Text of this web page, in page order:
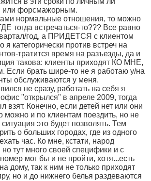
или форсмажорным.
нормальные отношения, то можно
тогда встречаться-то??? Все равно
год, а ПРИДЕТСЯ с клиентом
я категорически против встреч на
тратится время на разъезды, да и
такова: клиенты приходят КО МНЕ,
Если брать шире-то не я работаю у/на
обслуживаются у меня.
не сразу, работать на себя я
"открылся" в апреле 2009, тогда
взят. Конечно, если детей нет или они
можно и по клиентам поездить, но не
это будет позволять. Тем
о больших городах, где из одного
час. Ко мне, кстати, народ
тут много своей специфики и с
мог бы и не пройти, хотя...есть
дому, так к ним не только приходят
но и до нижнего белья раздеваются